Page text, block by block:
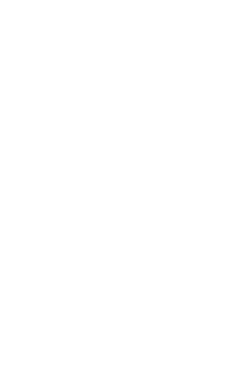
Leistungen erhalten.
mit Behinderungen, die
des Leistungsbezugs
"Karenzzeit"). Ab dem
übernommen. Welche
nur bekommen,
bekommen. Das kann zum
Das heißt, Sie müssen